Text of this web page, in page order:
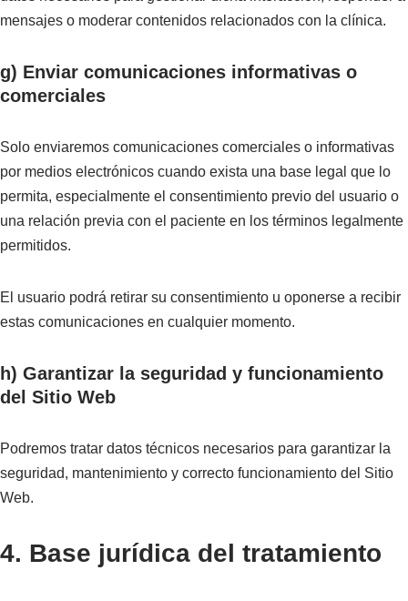
mensajes o moderar contenidos relacionados con la clínica.
g) Enviar comunicaciones informativas o
comerciales
Solo enviaremos comunicaciones comerciales o informativas
por medios electrónicos cuando exista una base legal que lo
permita, especialmente el consentimiento previo del usuario o
una relación previa con el paciente en los términos legalmente
permitidos.
El usuario podrá retirar su consentimiento u oponerse a recibir
estas comunicaciones en cualquier momento.
h) Garantizar la seguridad y funcionamiento
del Sitio Web
Podremos tratar datos técnicos necesarios para garantizar la
seguridad, mantenimiento y correcto funcionamiento del Sitio
Web.
4. Base jurídica del tratamiento